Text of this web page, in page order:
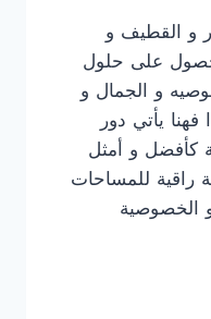
و القطيف و
على حلول
و الجمال و
يأتي دور
كأفضل و أمثل
راقية للمساحات
الخصوصية